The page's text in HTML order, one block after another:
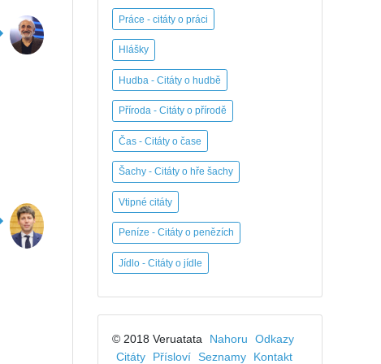
Práce - citáty o práci
Hlášky
Hudba - Citáty o hudbě
Příroda - Citáty o přírodě
Čas - Citáty o čase
Šachy - Citáty o hře šachy
Vtipné citáty
Peníze - Citáty o penězích
Jídlo - Citáty o jídle
© 2018 Veruatata Nahoru
Odkazy
Citáty
Přísloví Seznamy
Kontakt